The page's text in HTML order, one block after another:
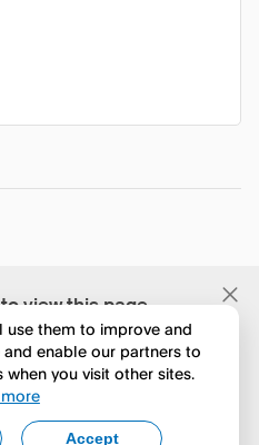
view this page
navegando
to English
use them to improve and
enable our partners to
you visit other sites.
Accept